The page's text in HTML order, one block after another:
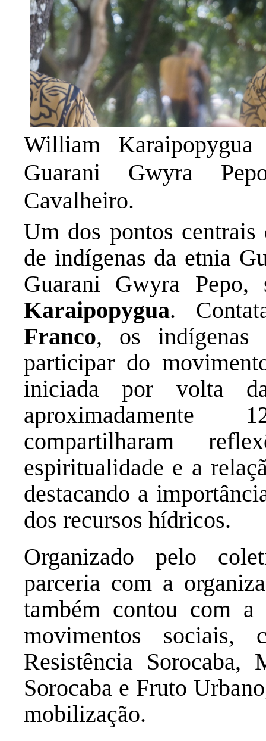
William
Guarani Gwyra
Cavalheiro.
Um dos pontos
de indígenas da etnia
Guarani Gwyra
Karaipopygua.
Franco, os indígenas
participar do
iniciada por volta
aproximadamente
compartilharam
espiritualidade e a
destacando a
dos recursos hídricos.
Organizado pelo
parceria com a
também contou com a
movimentos sociais,
Resistência Sorocaba,
Sorocaba e Fruto
mobilização.